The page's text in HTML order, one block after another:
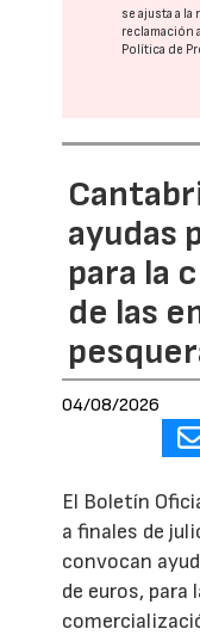
se ajusta a
reclamación
Política de
ayudas
para la
de las
04/08/2026
El Boletín
a finales de
convocan
de euros,